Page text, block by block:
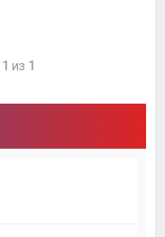
1 из 1